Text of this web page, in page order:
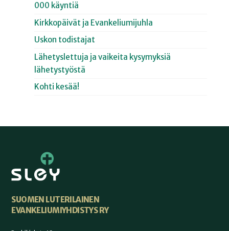
000 käyntiä
Kirkkopäivät ja Evankeliumijuhla
Uskon todistajat
Lähetyslettuja ja vaikeita kysymyksiä
lähetystyöstä
Kohti kesää!
SUOMEN LUTERILAINEN
EVANKELIUMIYHDISTYS RY